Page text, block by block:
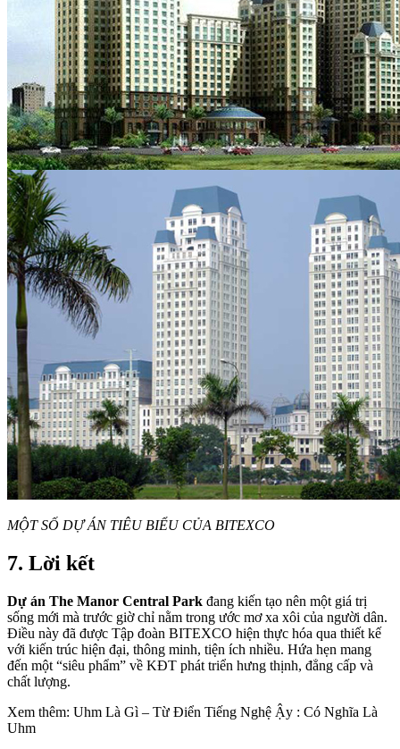
MỘT SỐ DỰ ÁN TIÊU BIỂU CỦA BITEXCO
7. Lời kết
Dự án The Manor Central Park đang kiến tạo nên một giá trị
sống mới mà trước giờ chỉ nằm trong ước mơ xa xôi của người dân.
Điều này đã được Tập đoàn BITEXCO hiện thực hóa qua thiết kế
với kiến trúc hiện đại, thông minh, tiện ích nhiều. Hứa hẹn mang
đến một “siêu phẩm” về KĐT phát triển hưng thịnh, đẳng cấp và
chất lượng.
Xem thêm: Uhm Là Gì – Từ Điển Tiếng Nghệ Ậy : Có Nghĩa Là
Uhm